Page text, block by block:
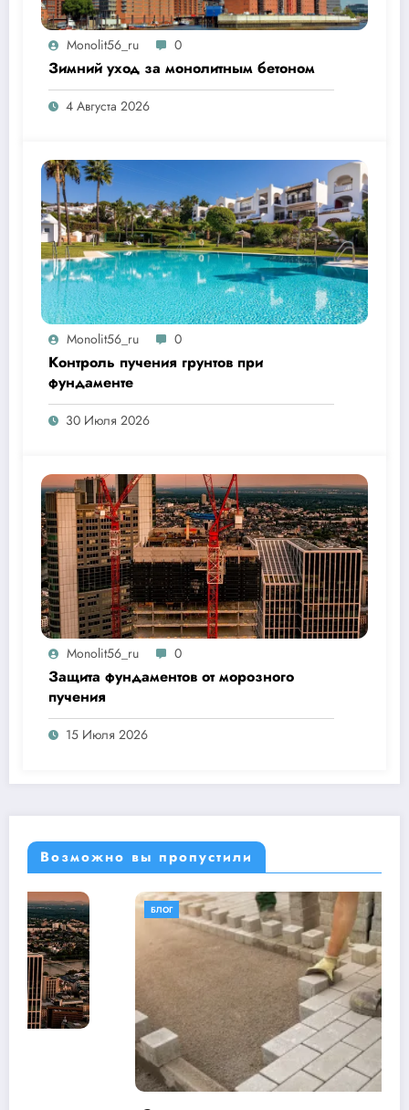
Monolit56_ru 0
Зимний уход за монолитным бетоном
4 Августа 2026
Monolit56_ru 0
Контроль пучения грунтов при
фундаменте
30 Июля 2026
Monolit56_ru 0
Защита фундаментов от морозного
пучения
15 Июля 2026
Возможно вы пропустили
БЛОГ